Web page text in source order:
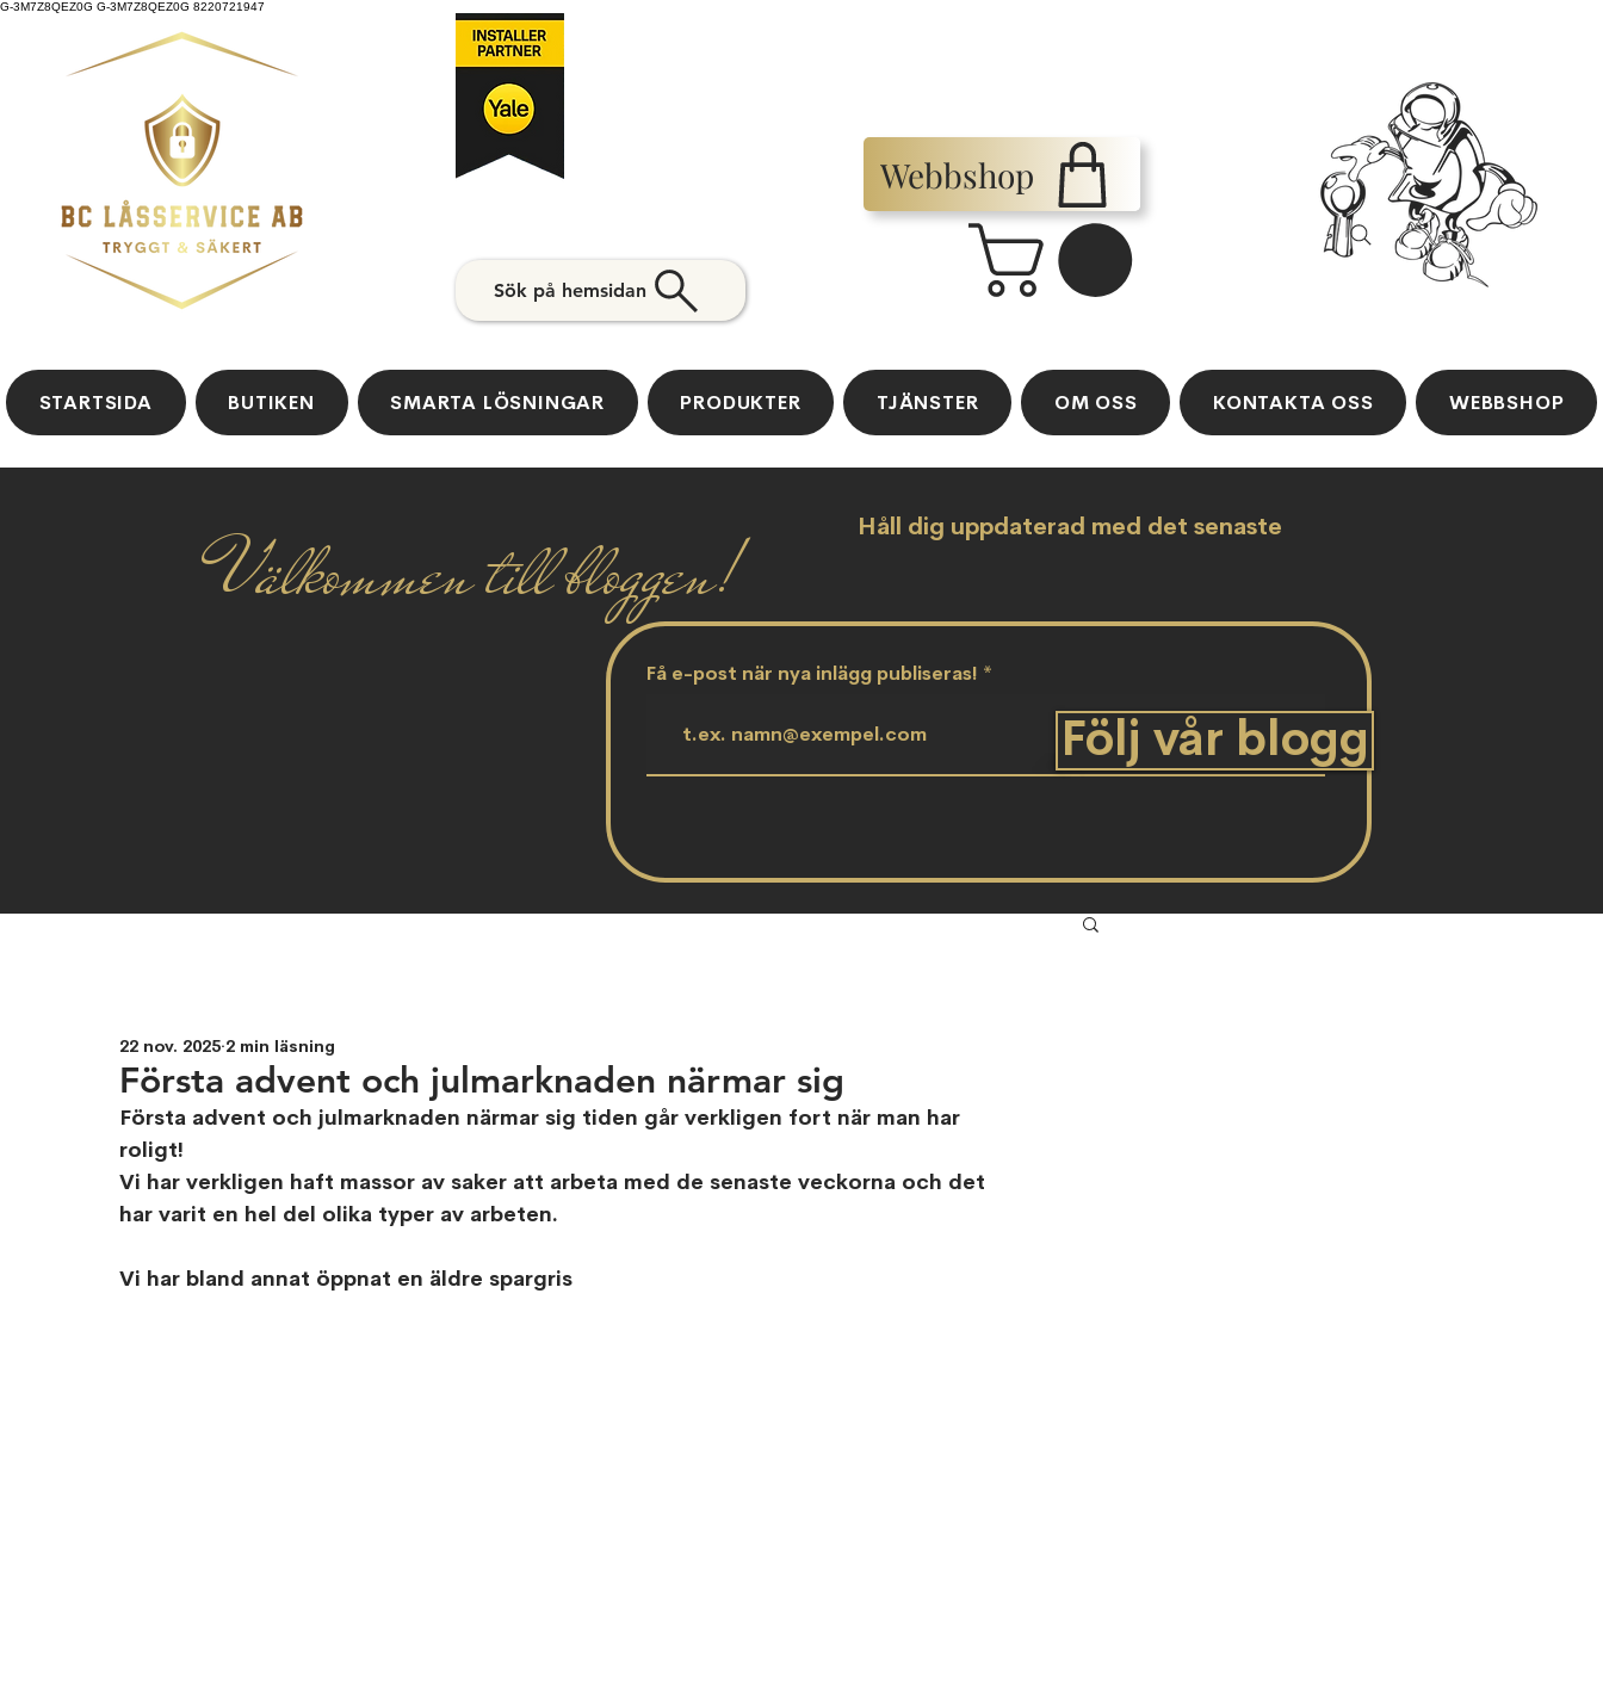
G-3M7Z8QEZ0G G-3M7Z8QEZ0G 8220721947
Sök på hemsidan
Webbshop
STARTSIDA BUTIKEN SMARTA LÖSNINGAR PRODUKTER TJÄNSTER OM OSS KONTAKTA OSS WEBBSHOP
Välkommen till bloggen! Håll dig uppdaterad med det senaste
Få e-post när nya inlägg publiseras!
Följ vår blogg
Första advent och julmarknaden närmar sig
22 nov. 2025 2 min läsning
Första advent och julmarknaden närmar sig tiden går verkligen fort när man har
roligt!
Vi har verkligen haft massor av saker att arbeta med de senaste veckorna och det
har varit en hel del olika typer av arbeten.
Vi har bland annat öppnat en äldre spargris